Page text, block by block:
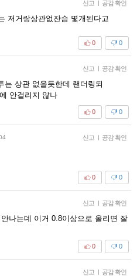
신고 | 공감 확인
저거랑상관없잔슴 몇개된다고
0
0
신고 | 공감 확인
는 상관 없을듯한데 랜더링되
안걸리지 않나
0
0
신고 | 공감 확인
0
0
신고 | 공감 확인
나는데 이거 0.8이상으로 올리면 잘
0
0
신고 | 공감 확인